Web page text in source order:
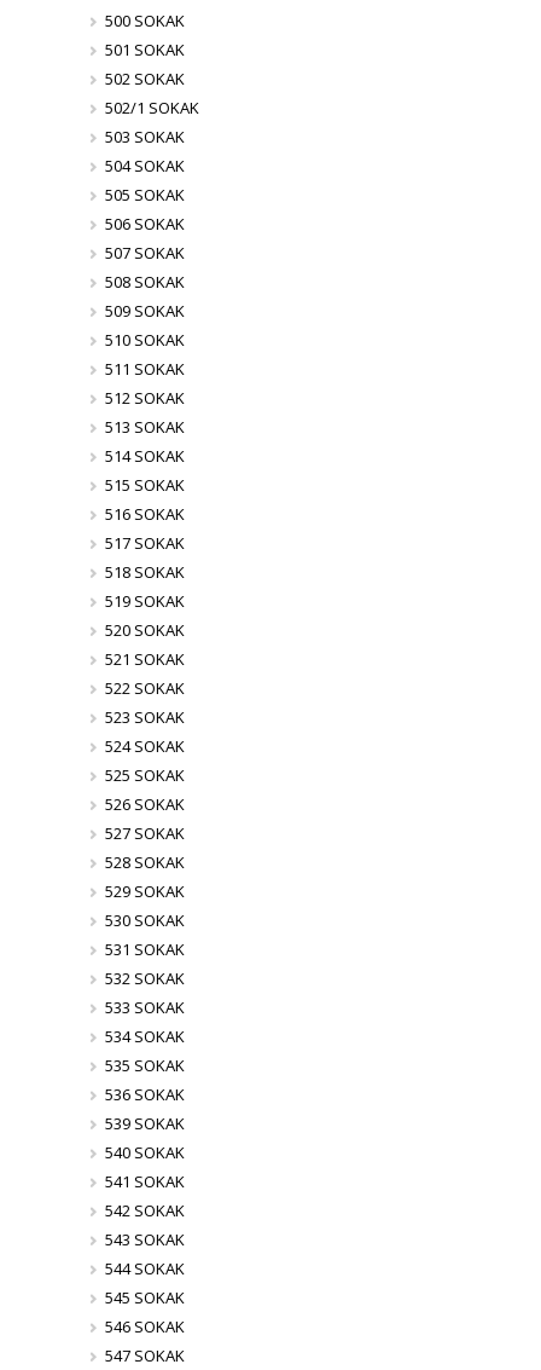
500 SOKAK
501 SOKAK
502 SOKAK
502/1 SOKAK
503 SOKAK
504 SOKAK
505 SOKAK
506 SOKAK
507 SOKAK
508 SOKAK
509 SOKAK
510 SOKAK
511 SOKAK
512 SOKAK
513 SOKAK
514 SOKAK
515 SOKAK
516 SOKAK
517 SOKAK
518 SOKAK
519 SOKAK
520 SOKAK
521 SOKAK
522 SOKAK
523 SOKAK
524 SOKAK
525 SOKAK
526 SOKAK
527 SOKAK
528 SOKAK
529 SOKAK
530 SOKAK
531 SOKAK
532 SOKAK
533 SOKAK
534 SOKAK
535 SOKAK
536 SOKAK
539 SOKAK
540 SOKAK
541 SOKAK
542 SOKAK
543 SOKAK
544 SOKAK
545 SOKAK
546 SOKAK
547 SOKAK